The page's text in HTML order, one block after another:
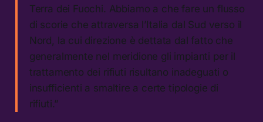
Terra dei Fuochi. Abbiamo a che fare un flusso
di scorie che attraversa l’Italia dal Sud verso il
Nord, la cui direzione è dettata dal fatto che
generalmente nel meridione gli impianti per il
trattamento dei rifiuti risultano inadeguati o
insufficienti a smaltire a certe tipologie di
rifiuti.”